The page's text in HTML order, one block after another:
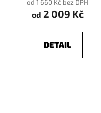
od 1 660 Kč bez DPH
od 2 009 Kč
DETAIL